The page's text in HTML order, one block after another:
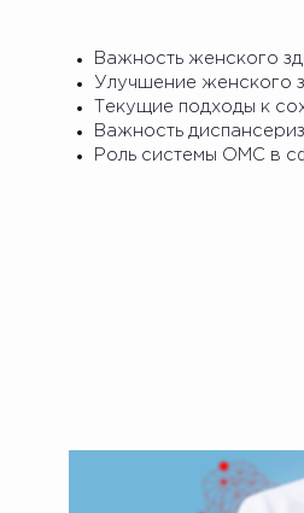
Важность женского
Улучшение женского
Текущие подходы к
Важность
Роль системы ОМС в